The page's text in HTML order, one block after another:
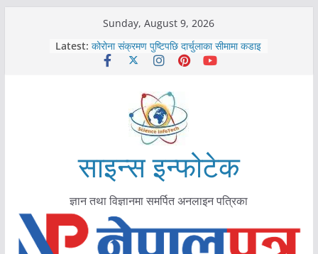
Sunday, August 9, 2026
Latest:
काभ्रेपलाञ्चोकमा आयुर्वेद स्वास्थ्योपचारतर्फ
आकर्षण बढ्दै
कोरोना संक्रमण पुष्टिपछि दार्चुलाका सीमामा कडाइ
मकवानपुरमा खोरेत रोग विरुद्धको खोप लगाउन
आयुर्वेद चिकित्सा प्रणालीको भूमिका महत्वपूर्ण छ :
मुख्यमन्त्री शाह
साइन्स इन्फोटेक
ज्ञान तथा विज्ञानमा समर्पित अनलाइन पत्रिका